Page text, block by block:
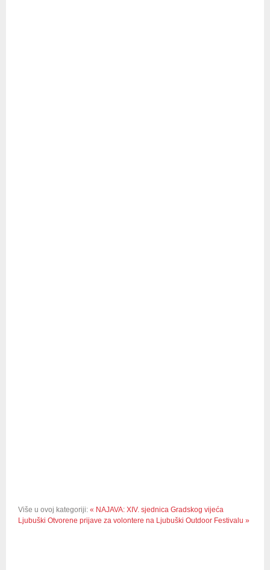
Više u ovoj kategoriji: « NAJAVA: XIV. sjednica Gradskog vijeća
Ljubuški Otvorene prijave za volontere na Ljubuški Outdoor Festivalu »